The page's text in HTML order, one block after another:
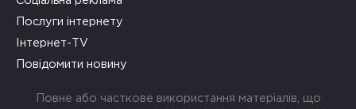
Послуги інтернету
Інтернет-TV
Повідомити новину
Повне або часткове використання матеріалів, що